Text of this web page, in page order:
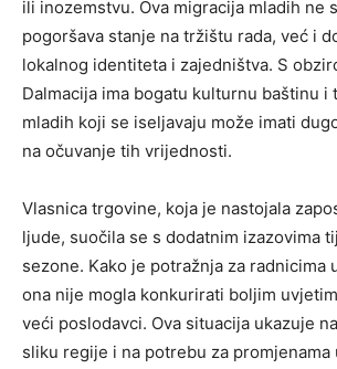
ili inozemstvu. Ova migracija mladih ne
pogoršava stanje na tržištu rada, već i
lokalnog identiteta i zajedništva. S
Dalmacija ima bogatu kulturnu baštinu i
mladih koji se iseljavaju može imati
na očuvanje tih vrijednosti.
Vlasnica trgovine, koja je nastojala
ljude, suočila se s dodatnim izazovima
sezone. Kako je potražnja za radnicima
ona nije mogla konkurirati boljim
veći poslodavci. Ova situacija ukazuje
sliku regije i na potrebu za promjenama